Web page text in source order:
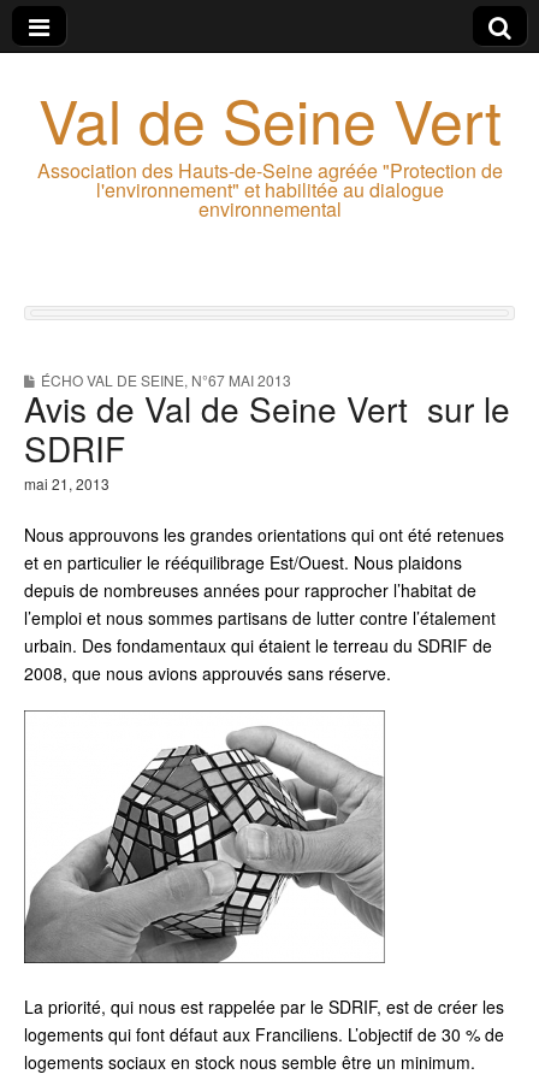
Val de Seine Vert
Association des Hauts-de-Seine agréée "Protection de
l'environnement" et habilitée au dialogue
environnemental
ÉCHO VAL DE SEINE, N°67 MAI 2013
Avis de Val de Seine Vert sur le
SDRIF
mai 21, 2013
Nous approuvons les grandes orientations qui ont été retenues
et en particulier le rééquilibrage Est/Ouest. Nous plaidons
depuis de nombreuses années pour rapprocher l’habitat de
l’emploi et nous sommes partisans de lutter contre l’étalement
urbain. Des fondamentaux qui étaient le terreau du SDRIF de
2008, que nous avions approuvés sans réserve.
La priorité, qui nous est rappelée par le SDRIF, est de créer les
logements qui font défaut aux Franciliens. L’objectif de 30 % de
logements sociaux en stock nous semble être un minimum.